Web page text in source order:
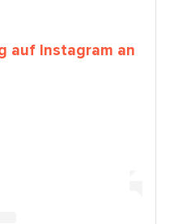
auf Instagram an